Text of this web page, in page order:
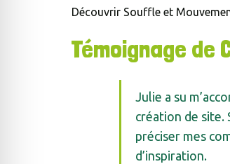
Découvrir Souffle et
Témoignage de
Julie a su
création de site.
préciser mes
d’inspiration.